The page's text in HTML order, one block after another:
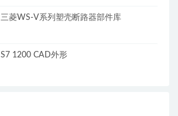
三菱WS-V系列塑壳断路器部件库
S7 1200 CAD外形